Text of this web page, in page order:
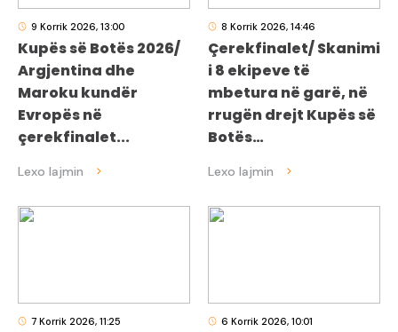
9 Korrik 2026, 13:00
Kupës së Botës 2026/
Argjentina dhe
Maroku kundër
Evropës në
çerekfinalet...
8 Korrik 2026, 14:46
Çerekfinalet/ Skanimi
i 8 ekipeve të
mbetura në garë, në
rrugën drejt Kupës së
Botës…
7 Korrik 2026, 11:25 6 Korrik 2026, 10:01